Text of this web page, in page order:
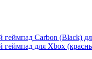
геймпад Carbon (Black)
геймпад для Xbox